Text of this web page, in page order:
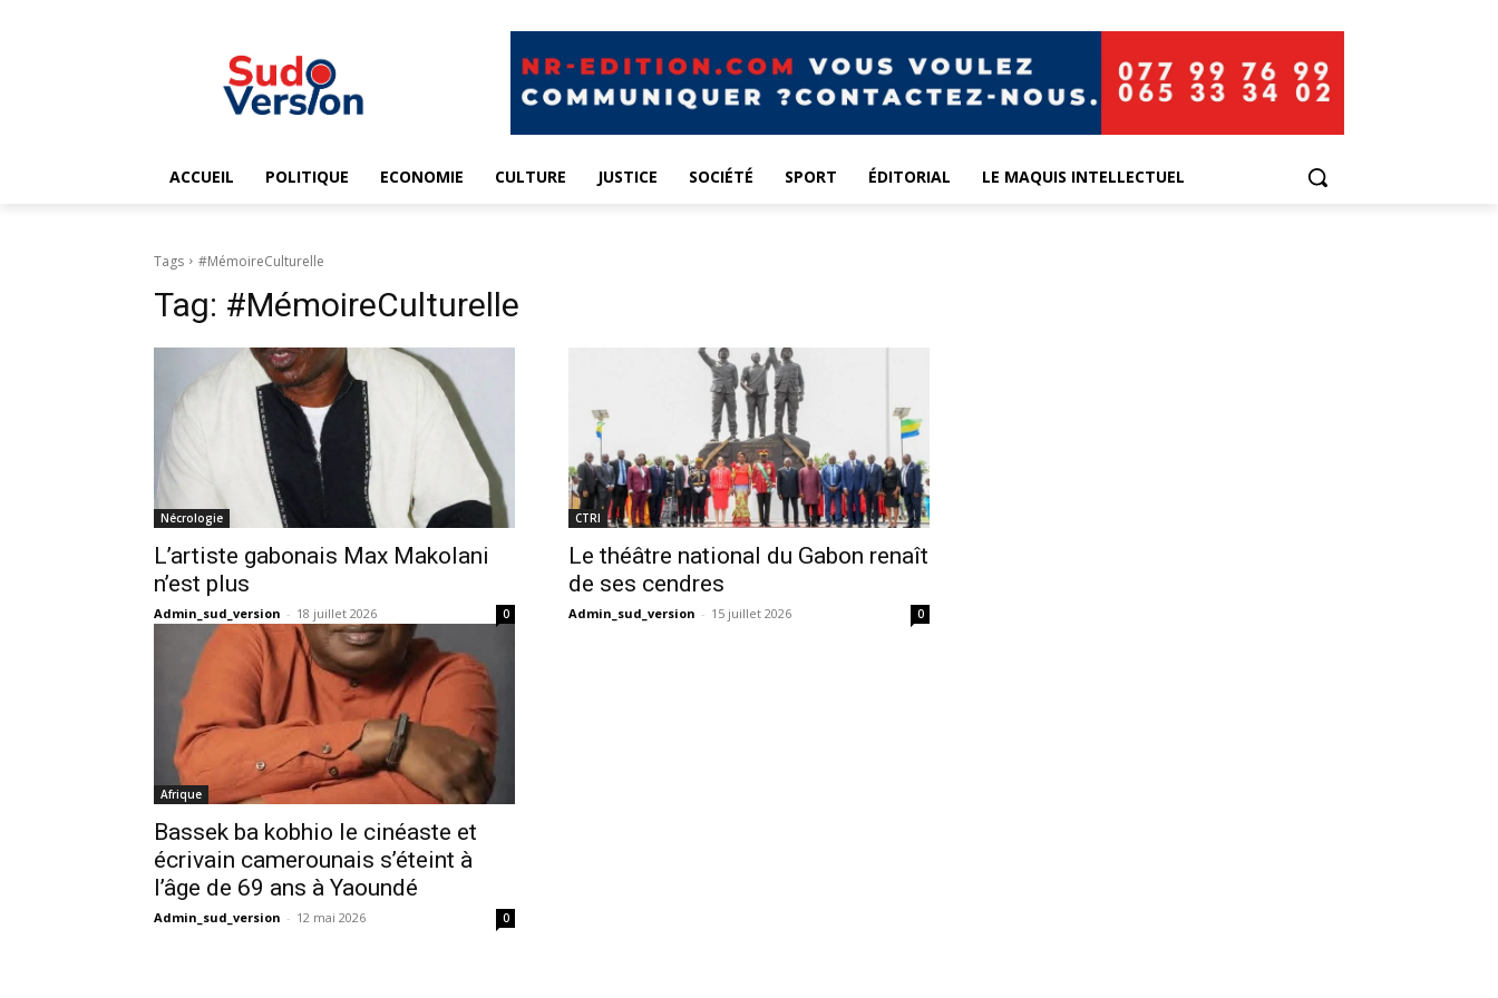
ACCUEIL POLITIQUE ECONOMIE CULTURE JUSTICE SOCIÉTÉ SPORT ÉDITORIAL LE MAQUIS INTELLECTUEL
Tags #MémoireCulturelle
Tag: #MémoireCulturelle
Nécrologie
L’artiste gabonais Max Makolani
n’est plus
Admin_sud_version - 18 juillet 2026 0
CTRI
Le théâtre national du Gabon renaît
de ses cendres
Admin_sud_version - 15 juillet 2026 0
Afrique
Bassek ba kobhio le cinéaste et
écrivain camerounais s’éteint à
l’âge de 69 ans à Yaoundé
Admin_sud_version - 12 mai 2026 0